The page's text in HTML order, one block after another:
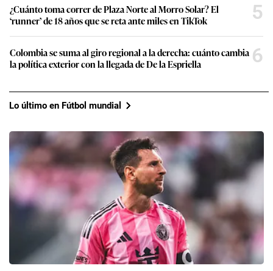
¿Cuánto toma correr de Plaza Norte al Morro Solar? El
‘runner’ de 18 años que se reta ante miles en TikTok
5
Colombia se suma al giro regional a la derecha: cuánto cambia
la política exterior con la llegada de De la Espriella
6
Lo último en Fútbol mundial